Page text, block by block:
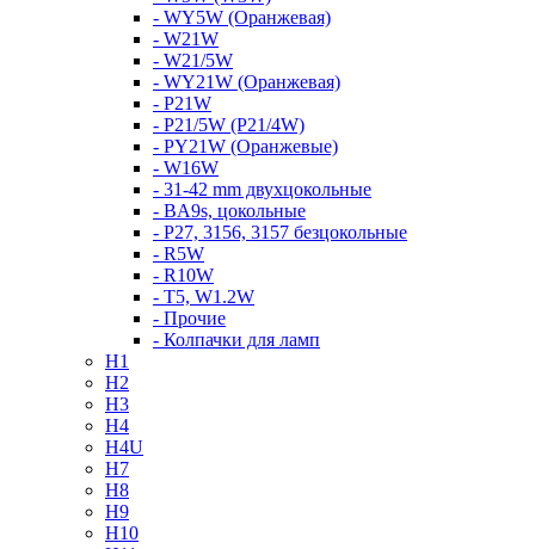
- WY5W (Оранжевая)
- W21W
- W21/5W
- WY21W (Оранжевая)
- P21W
- P21/5W (P21/4W)
- PY21W (Оранжевые)
- W16W
- 31-42 mm двухцокольные
- BA9s, цокольные
- P27, 3156, 3157 безцокольные
- R5W
- R10W
- T5, W1.2W
- Прочие
- Колпачки для ламп
H1
H2
H3
H4
H4U
H7
H8
H9
H10